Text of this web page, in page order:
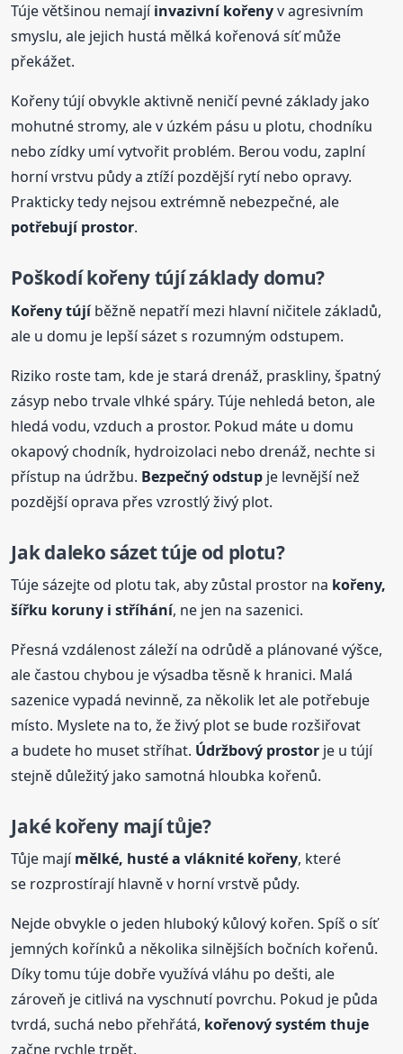
Túje většinou nemajíinvazivní kořenyv agresivním
smyslu, ale jejich hustá mělká kořenová síť může
překážet.
Kořeny tújí obvykle aktivně neničí pevné základy jako
mohutné stromy, ale v úzkém pásu u plotu, chodníku
nebo zídky umí vytvořit problém. Berou vodu, zaplní
horní vrstvu půdy a ztíží pozdější rytí nebo opravy.
Prakticky tedy nejsou extrémně nebezpečné, ale
potřebují prostor.
Poškodí kořeny tújí základy domu?
Kořeny tújíběžně nepatří mezi hlavní ničitele základů,
ale u domu je lepší sázet s rozumným odstupem.
Riziko roste tam, kde je stará drenáž, praskliny, špatný
zásyp nebo trvale vlhké spáry. Túje nehledá beton, ale
hledá vodu, vzduch a prostor. Pokud máte u domu
okapový chodník, hydroizolaci nebo drenáž, nechte si
přístup na údržbu. Bezpečný odstup je levnější než
pozdější oprava přes vzrostlý živý plot.
Jak daleko sázet túje od plotu?
Túje sázejte od plotu tak, aby zůstal prostor na kořeny,
šířku koruny i stříhání, ne jen na sazenici.
Přesná vzdálenost záleží na odrůdě a plánované výšce,
ale častou chybou je výsadba těsně k hranici. Malá
sazenice vypadá nevinně, za několik let ale potřebuje
místo. Myslete na to, že živý plot se bude rozšiřovat
a budete ho muset stříhat. Údržbový prostor je u tújí
stejně důležitý jako samotná hloubka kořenů.
Jaké kořeny mají tůje?
Tůje majímělké, husté a vláknité kořeny, které
se rozprostírají hlavně v horní vrstvě půdy.
Nejde obvykle o jeden hluboký kůlový kořen. Spíš o síť
jemných kořínků a několika silnějších bočních kořenů.
Díky tomu túje dobře využívá vláhu po dešti, ale
zároveň je citlivá na vyschnutí povrchu. Pokud je půda
tvrdá, suchá nebo přehřátá, kořenový systém thuje
začne rychle trpět.